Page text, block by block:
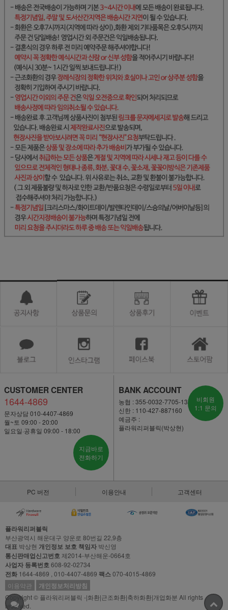
CUSTOMER CENTER
1644-4869
문자상담 010-4407-4869
월~토 09:00 - 20:00
일요일·공휴일 09:00 - 18:00
지금바로
전화하기
BANK ACCOUNT
농협 : 355-0032-7705-13
신한 : 110-427-887160
예금주 :
플라워리퍼블릭(박상현)
비회원
1:1 문의
PC 버전 이용안내 고객센터
플라워리퍼블릭
부산광역시 해운대구 양운로 80번길 22,9층
대표 박상현 개인정보 보호 책임자 박신영
통신판매업신고번호제2014-부산해운-0664호
사업자 등록번호608-92-02734
전화 1644-4869 , 010-4407-4869 팩스070-4015-4869
이용약관
개인정보처리방침
Copyright © 플라워리퍼블릭 -|화환|근조화환|축하화환|개업화분 All rights
reserved.